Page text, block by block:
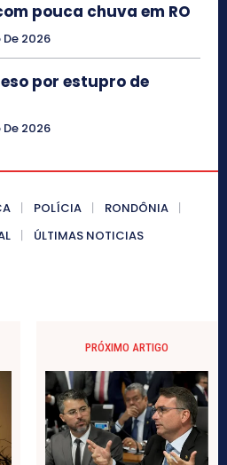
pouca chuva em RO
2026
por estupro de
2026
POLÍCIA
RONDÔNIA
ÚLTIMAS NOTICIAS
PRÓXIMO ARTIGO